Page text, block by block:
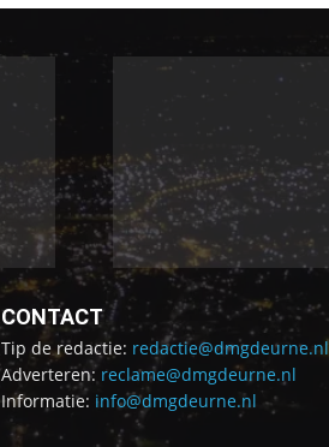
CONTACT
Tip de redactie: redactie@dmgdeurne.nl
Adverteren: reclame@dmgdeurne.nl
Informatie: info@dmgdeurne.nl